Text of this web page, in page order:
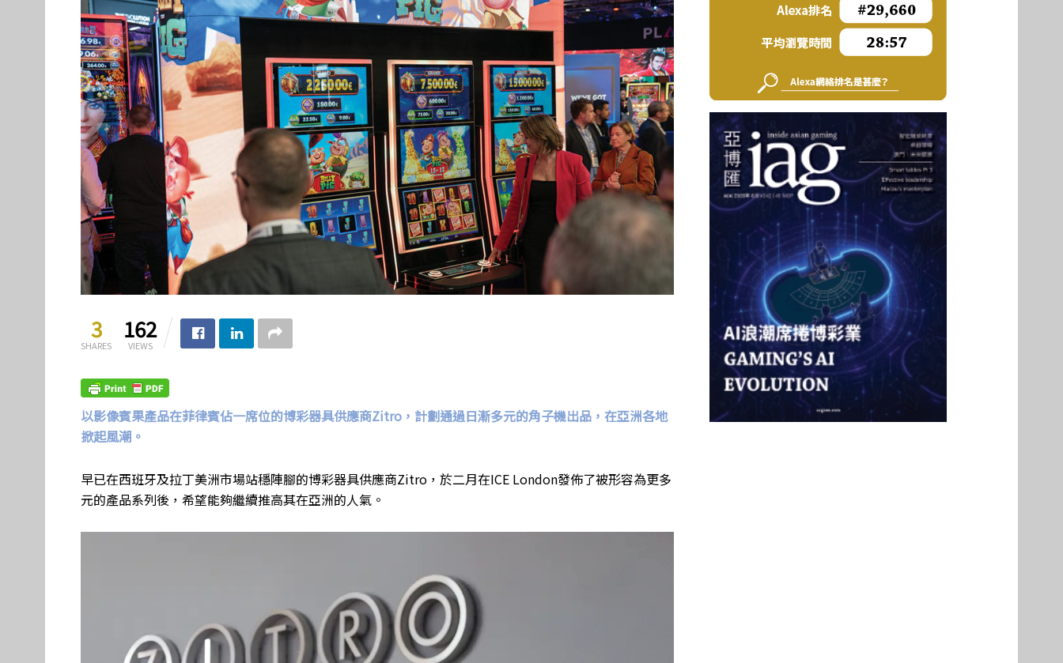
3
SHARES
162
VIEWS
以影像賓果產品在菲律賓佔一席位的博彩器具供應商Zitro，計劃通過日漸多元的角子機出品，在亞洲各地
掀起風潮。
早已在西班牙及拉丁美洲市場站穩陣腳的博彩器具供應商Zitro，於二月在ICE London發佈了被形容為更多
元的產品系列後，希望能夠繼續推高其在亞洲的人氣。